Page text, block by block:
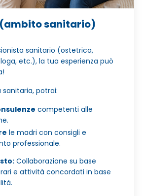
sanitario)
sanitario (ostetrica,
etc.), la tua esperienza può
potrai:
competenti alle
le madri con consigli e
professionale.
Collaborazione su base
e attività concordati in base